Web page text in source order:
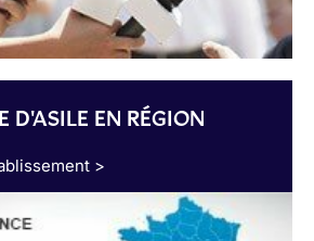
D'ASILE EN RÉGION
>